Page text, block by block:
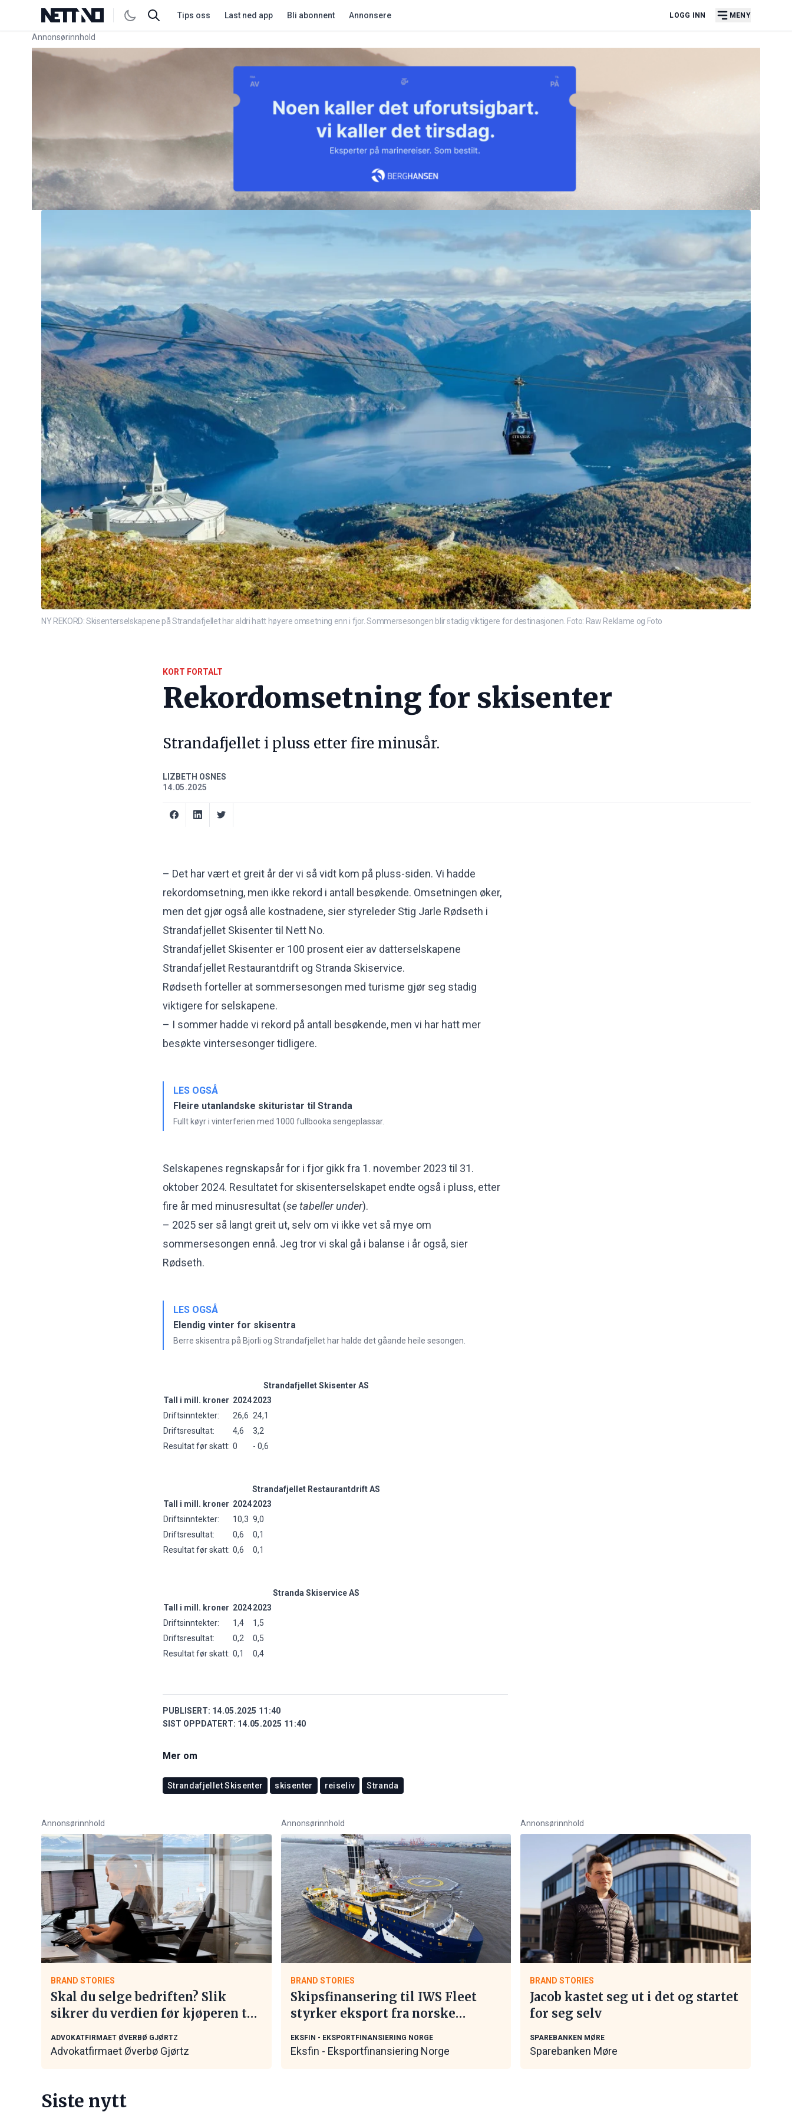
Tips oss Last ned app Bli abonnent Annonsere LOGG INN MENY
Annonsørinnhold
Link for annonse
NY REKORD: Skisenterselskapene på Strandafjellet har aldri hatt høyere omsetning enn i fjor. Sommersesongen blir stadig viktigere for destinasjonen. Foto: Raw Reklame og Foto
KORT FORTALT
Rekordomsetning for skisenter
Strandafjellet i pluss etter fire minusår.
LIZBETH OSNES
14.05.2025
– Det har vært et greit år der vi så vidt kom på pluss-siden. Vi hadde
rekordomsetning, men ikke rekord i antall besøkende. Omsetningen øker,
men det gjør også alle kostnadene, sier styreleder Stig Jarle Rødseth i
Strandafjellet Skisenter til Nett No.
Strandafjellet Skisenter er 100 prosent eier av datterselskapene
Strandafjellet Restaurantdrift og Stranda Skiservice.
Rødseth forteller at sommersesongen med turisme gjør seg stadig
viktigere for selskapene.
– I sommer hadde vi rekord på antall besøkende, men vi har hatt mer
besøkte vintersesonger tidligere.
LES OGSÅ
Fleire utanlandske skituristar til Stranda
Fullt køyr i vinterferien med 1000 fullbooka sengeplassar.
Selskapenes regnskapsår for i fjor gikk fra 1. november 2023 til 31.
oktober 2024. Resultatet for skisenterselskapet endte også i pluss, etter
fire år med minusresultat (se tabeller under).
– 2025 ser så langt greit ut, selv om vi ikke vet så mye om
sommersesongen ennå. Jeg tror vi skal gå i balanse i år også, sier
Rødseth.
LES OGSÅ
Elendig vinter for skisentra
Berre skisentra på Bjorli og Strandafjellet har halde det gåande heile sesongen.
Strandafjellet Skisenter AS
Tall i mill. kroner 20242023
Driftsinntekter:
26,6 24,1
Driftsresultat:
4,6
3,2
Resultat før skatt: 0 - 0,6
Strandafjellet Restaurantdrift AS
Tall i mill. kroner 20242023
Driftsinntekter:
10,3 9,0
Driftsresultat:
0,6
0,1
Resultat før skatt: 0,6 0,1
Stranda Skiservice AS
Tall i mill. kroner 20242023
Driftsinntekter:
1,4
1,5
Driftsresultat:
0,2
0,5
Resultat før skatt: 0,1 0,4
PUBLISERT: 14.05.2025 11:40
SIST OPPDATERT: 14.05.2025 11:40
Mer om
Strandafjellet Skisenter skisenter reiseliv Stranda
Annonsørinnhold
BRAND STORIES
Skal du selge bedriften? Slik
sikrer du verdien før kjøperen tar
ADVOKATFIRMAET ØVERBØ GJØRTZ
Advokatfirmaet Øverbø Gjørtz
Annonsørinnhold
BRAND STORIES
Skipsfinansering til IWS Fleet
styrker eksport fra norske
EKSFIN - EKSPORTFINANSIERING NORGE
Eksfin - Eksportfinansiering Norge
Annonsørinnhold
BRAND STORIES
Jacob kastet seg ut i det og startet
for seg selv
SPAREBANKEN MØRE
Sparebanken Møre
Siste nytt